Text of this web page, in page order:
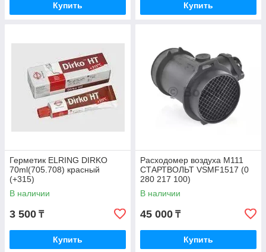
Купить Купить
Герметик ELRING DIRKO
70ml(705.708) красный
(+315)
В наличии
3 500 ₸
Купить
Расходомер воздуха M111
СТАРТВОЛЬТ VSMF1517 (0
280 217 100)
В наличии
45 000 ₸
Купить